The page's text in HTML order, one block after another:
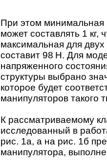
При этом минимальная
может составлять 1 кг,
максимальная для двух
составит 98 Н. Для
напряженного
структуры выбрано
которое будет
манипуляторов такого
К рассматриваемому
исследованный в
рис. 1а, а на рис. 1б
манипулятора,